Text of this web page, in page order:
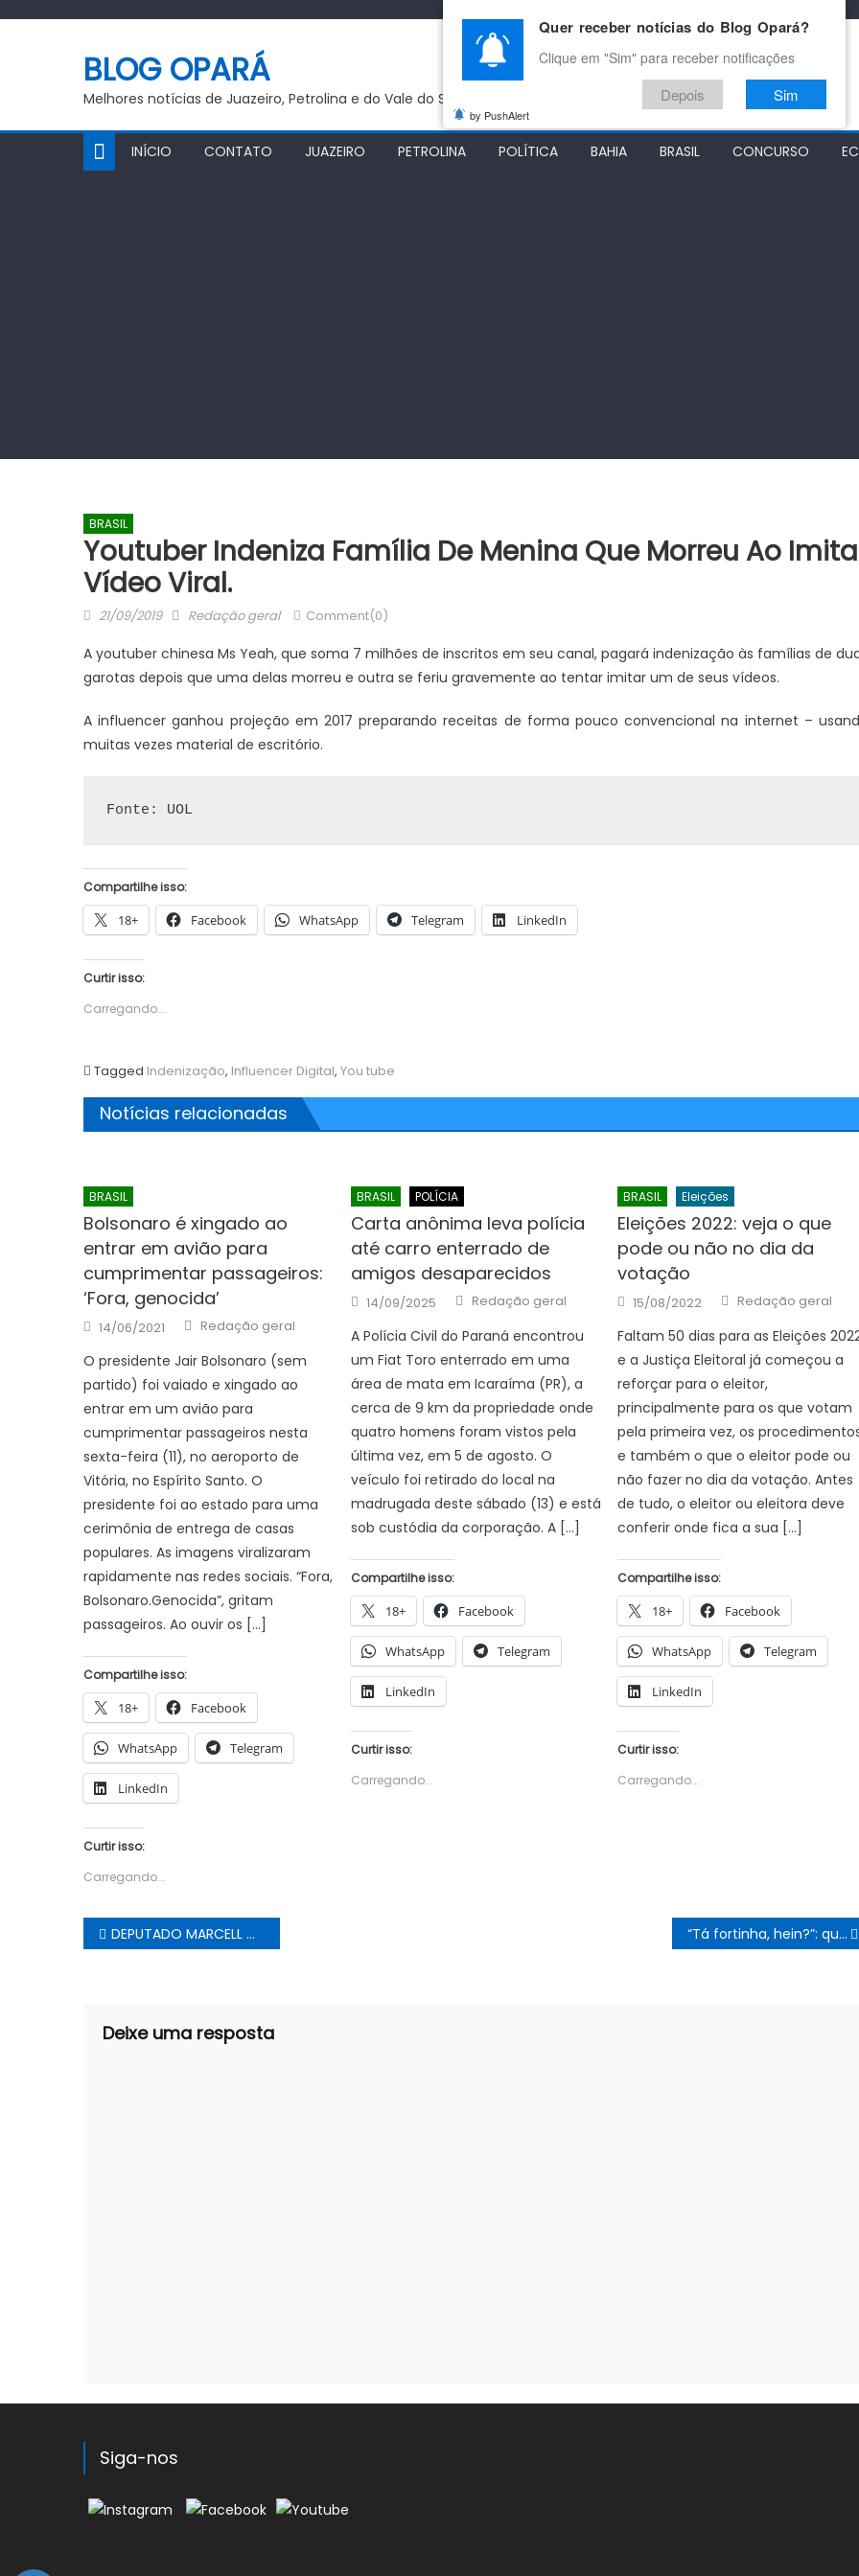
BLOG OPARÁ
Melhores notícias de Juazeiro, Petrolina e do Vale do São Francisco
INÍCIO CONTATO JUAZEIRO PETROLINA POLÍTICA BAHIA BRASIL CONCURSO
BRASIL
Youtuber Indeniza Família De Menina Que Morreu Ao
Vídeo Viral.
Posted
21/09/2019 Author
Redação geral Comment(0)
A youtuber chinesa Ms Yeah, que soma 7 milhões de inscritos em seu canal, pagará indenização às famílias de
garotas depois que uma delas morreu e outra se feriu gravemente ao tentar imitar um de seus vídeos.
A influencer ganhou projeção em 2017 preparando receitas de forma pouco convencional na internet –
muitas vezes material de escritório.
Fonte: UOL
Compartilhe isso:
18+ Facebook WhatsApp Telegram LinkedIn
Curtir isso:
Carregando...
Tagged Indenização, Influencer Digital, You tube
Notícias relacionadas
BRASIL
Bolsonaro é xingado ao
entrar em avião para
cumprimentar passageiros:
‘Fora, genocida’
Posted
on
14/06/2021 Author
Redação geral
O presidente Jair Bolsonaro (sem
partido) foi vaiado e xingado ao
entrar em um avião para
cumprimentar passageiros nesta
sexta-feira (11), no aeroporto de
Vitória, no Espírito Santo. O
presidente foi ao estado para uma
cerimônia de entrega de casas
populares. As imagens viralizaram
rapidamente nas redes sociais. “Fora,
Bolsonaro.Genocida”, gritam
passageiros. Ao ouvir os […]
Compartilhe isso:
18+ Facebook
WhatsApp Telegram
LinkedIn
Curtir isso:
Carregando...
BRASIL POLÍCIA
Carta anônima leva polícia
até carro enterrado de
amigos desaparecidos
Posted
on
14/09/2025 Author
Redação geral
A Polícia Civil do Paraná encontrou
um Fiat Toro enterrado em uma
área de mata em Icaraíma (PR), a
cerca de 9 km da propriedade onde
quatro homens foram vistos pela
última vez, em 5 de agosto. O
veículo foi retirado do local na
madrugada deste sábado (13) e está
sob custódia da corporação. A […]
Compartilhe isso:
18+ Facebook
WhatsApp Telegram
LinkedIn
Curtir isso:
Carregando...
BRASIL Eleições
Eleições 2022: veja o que
pode ou não no dia da
votação
Posted
on
15/08/2022 Author
Redação geral
Faltam 50 dias para as Eleições
e a Justiça Eleitoral já começou a
reforçar para o eleitor,
principalmente para os que votam
pela primeira vez, os
e também o que o eleitor pode ou
não fazer no dia da votação. Antes
de tudo, o eleitor ou eleitora deve
conferir onde fica a sua […]
Compartilhe isso:
18+ Facebook
WhatsApp Telegram
LinkedIn
Curtir isso:
Carregando...
Navegação
de
DEPUTADO MARCELL MORAES PODE PERDER O MANDATO “Tá fortinha, hein?”: quando problemas de autoestima nascem dentro de casa.
Deixe uma resposta
Siga-nos
Quer receber notícias do Blog Opará?
Clique em "Sim" para receber notificações
Depois Sim
by PushAlert